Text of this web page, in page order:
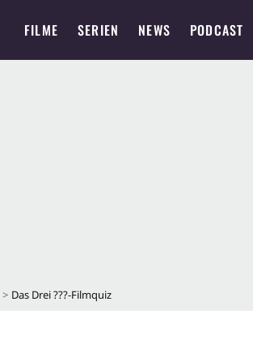
FILME SERIEN NEWS PODCAST
Das Drei ???-Filmquiz